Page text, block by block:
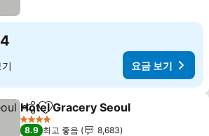
요금 보기
공유 즐겨찾기에 추가
Hotel Gracery Seoul
4 성급
8.9 최고 좋음
8,683